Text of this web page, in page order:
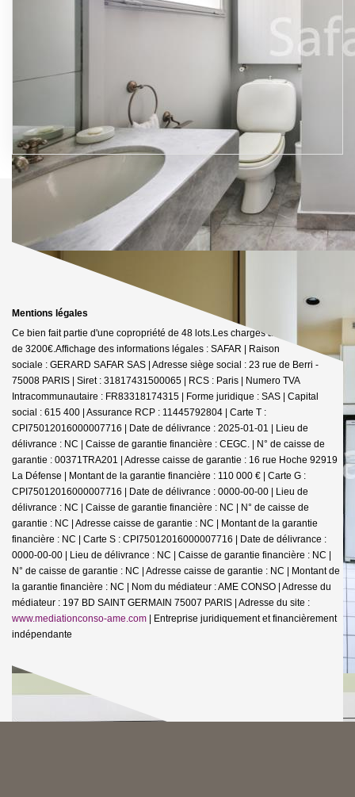
Mentions légales
Ce bien fait partie d'une copropriété de 48 lots.Les charges annuelles sont
de 3200€.Affichage des informations légales : SAFAR | Raison
sociale : GERARD SAFAR SAS | Adresse siège social : 23 rue de Berri -
75008 PARIS | Siret : 31817431500065 | RCS : Paris | Numero TVA
Intracommunautaire : FR83318174315 | Forme juridique : SAS | Capital
social : 615 400 | Assurance RCP : 11445792804 | Carte T :
CPI75012016000007716 | Date de délivrance : 2025-01-01 | Lieu de
délivrance : NC | Caisse de garantie financière : CEGC. | N° de caisse de
garantie : 00371TRA201 | Adresse caisse de garantie : 16 rue Hoche 92919
La Défense | Montant de la garantie financière : 110 000 € | Carte G :
CPI75012016000007716 | Date de délivrance : 0000-00-00 | Lieu de
délivrance : NC | Caisse de garantie financière : NC | N° de caisse de
garantie : NC | Adresse caisse de garantie : NC | Montant de la garantie
financière : NC | Carte S : CPI75012016000007716 | Date de délivrance :
0000-00-00 | Lieu de délivrance : NC | Caisse de garantie financière : NC |
N° de caisse de garantie : NC | Adresse caisse de garantie : NC | Montant de
la garantie financière : NC | Nom du médiateur : AME CONSO | Adresse du
médiateur : 197 BD SAINT GERMAIN 75007 PARIS | Adresse du site :
www.mediationconso-ame.com
Entreprise juridiquement et financièrement
indépendante